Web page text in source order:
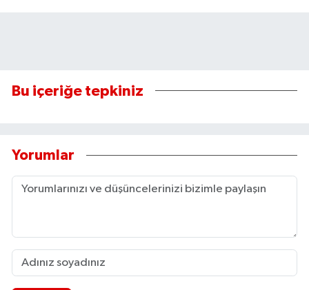
Bu içeriğe tepkiniz
Yorumlar